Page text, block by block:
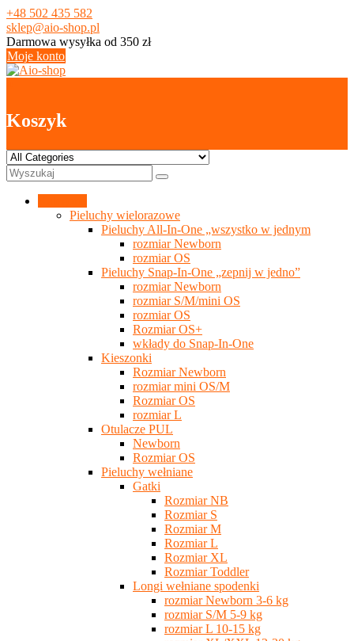
Skip
to
content
+48 502 435 582
sklep@aio-shop.pl
Darmowa wysyłka od 350 zł
Moje konto
Koszyk
Pieluchy wielorazowe
Pieluchy All-In-One „wszystko w jednym
rozmiar Newborn
rozmiar OS
Pieluchy Snap-In-One „zepnij w jedno”
rozmiar Newborn
rozmiar S/M/mini OS
rozmiar OS
Rozmiar OS+
wkłady do Snap-In-One
Kieszonki
Rozmiar Newborn
rozmiar mini OS/M
Rozmiar OS
rozmiar L
Otulacze PUL
Newborn
Rozmiar OS
Pieluchy wełniane
Gatki
Rozmiar NB
Rozmiar S
Rozmiar M
Rozmiar L
Rozmiar XL
Rozmiar Toddler
Longi wełniane spodenki
rozmiar Newborn 3-6 kg
rozmiar S/M 5-9 kg
rozmiar L 10-15 kg